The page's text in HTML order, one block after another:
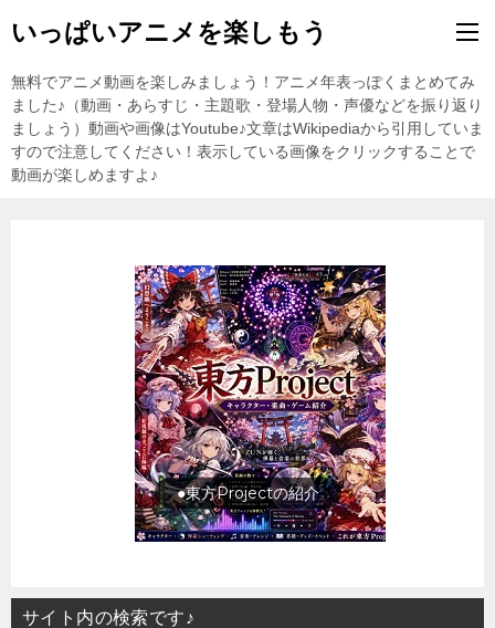
いっぱいアニメを楽しもう
無料でアニメ動画を楽しみましょう！アニメ年表っぽくまとめてみ
ました♪（動画・あらすじ・主題歌・登場人物・声優などを振り返り
ましょう）動画や画像はYoutube♪文章はWikipediaから引用していま
すので注意してください！表示している画像をクリックすることで
動画が楽しめますよ♪
●東方Projectの紹介
サイト内の検索です♪